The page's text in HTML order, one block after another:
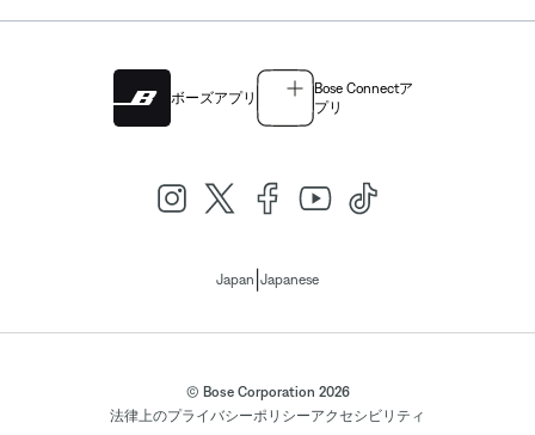
ボーズアプリ
Bose Connectア
プリ
Japan Japanese
© Bose Corporation 2026
法律上のプライバシーポリシーアクセシビリティ